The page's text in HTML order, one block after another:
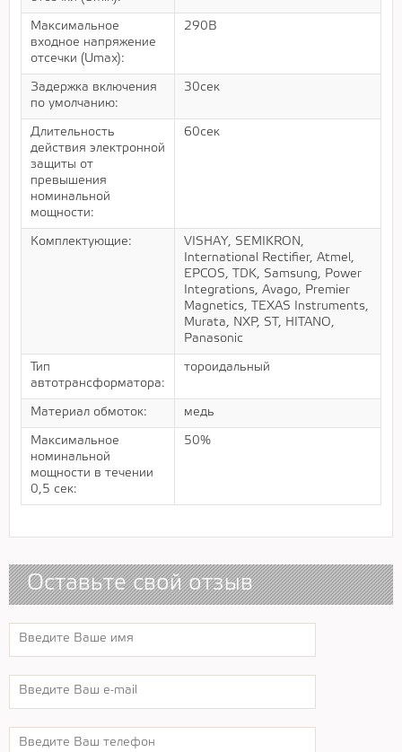
Максимальное
входное напряжение
отсечки (Umax):
290В
Задержка включения
по умолчанию:
30сек
Длительность
действия электронной
защиты от
превышения
номинальной
мощности:
60сек
Комплектующие:
VISHAY, SEMIKRON,
International Rectifier, Atmel,
EPCOS, TDK, Samsung, Power
Integrations, Avago, Premier
Magnetics, TEXAS Instruments,
Murata, NXP, ST, HITANO,
Panasonic
Тип
автотрансформатора:
тороидальный
Материал обмоток: медь
Максимальное
номинальной
мощности в течении
0,5 сек:
50%
Оставьте свой отзыв